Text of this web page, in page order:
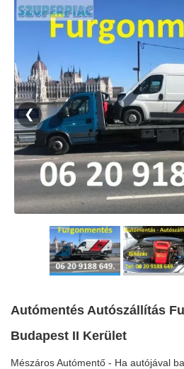
❮
Autómentés Autószállítás
Budapest II Kerület
Mészáros Autómentő - Ha autójával